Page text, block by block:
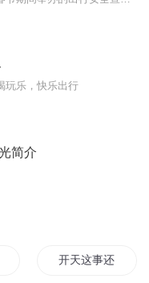
玩乐，快乐出行
简介
开天这事还真是